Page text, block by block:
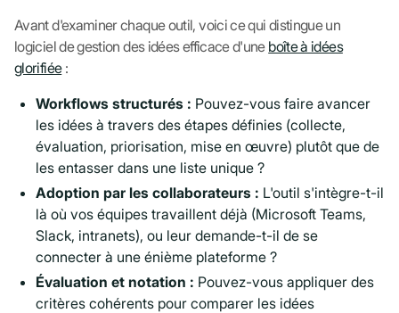
Avant d'examiner chaque outil, voici ce qui distingue un
logiciel de gestion des idées efficace d'une boîte à idées
glorifiée:
Workflows structurés : Pouvez-vous faire avancer
les idées à travers des étapes définies (collecte,
évaluation, priorisation, mise en œuvre) plutôt que de
les entasser dans une liste unique ?
Adoption par les collaborateurs : L'outil s'intègre-t-il
là où vos équipes travaillent déjà (Microsoft Teams,
Slack, intranets), ou leur demande-t-il de se
connecter à une énième plateforme ?
Évaluation et notation : Pouvez-vous appliquer des
critères cohérents pour comparer les idées